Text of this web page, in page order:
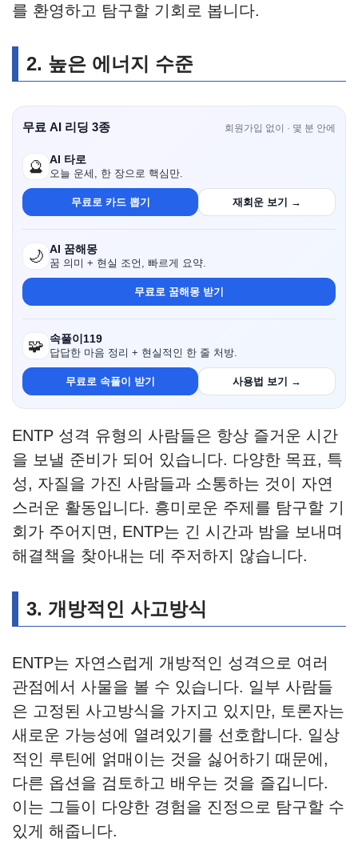
를 환영하고 탐구할 기회로 봅니다.
2. 높은 에너지 수준
무료 AI 리딩 3종 회원가입 없이 · 몇 분 안에
🔮 AI 타로
오늘 운세, 한 장으로 핵심만.
무료로 카드 뽑기 재회운 보기 →
🌙 AI 꿈해몽
꿈 의미 + 현실 조언, 빠르게 요약.
무료로 꿈해몽 받기
🧩 속풀이119
답답한 마음 정리 + 현실적인 한 줄 처방.
무료로 속풀이 받기 사용법 보기 →
ENTP 성격 유형의 사람들은 항상 즐거운 시간
을 보낼 준비가 되어 있습니다. 다양한 목표, 특
성, 자질을 가진 사람들과 소통하는 것이 자연
스러운 활동입니다. 흥미로운 주제를 탐구할 기
회가 주어지면, ENTP는 긴 시간과 밤을 보내며
해결책을 찾아내는 데 주저하지 않습니다.
3. 개방적인 사고방식
ENTP는 자연스럽게 개방적인 성격으로 여러
관점에서 사물을 볼 수 있습니다. 일부 사람들
은 고정된 사고방식을 가지고 있지만, 토론자는
새로운 가능성에 열려있기를 선호합니다. 일상
적인 루틴에 얽매이는 것을 싫어하기 때문에,
다른 옵션을 검토하고 배우는 것을 즐깁니다.
이는 그들이 다양한 경험을 진정으로 탐구할 수
있게 해줍니다.